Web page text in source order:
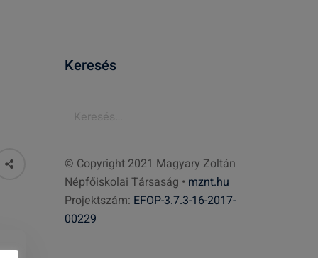
Keresés
e
s
é
s
© Copyright 2021 Magyary Zoltán
Népfőiskolai Társaság • mznt.hu
Projektszám: EFOP-3.7.3-16-2017-
00229